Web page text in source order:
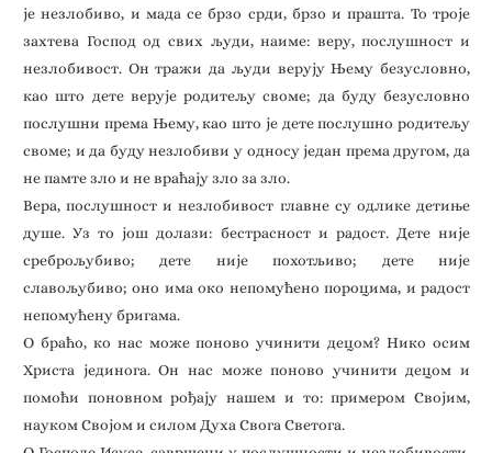
је незлобиво, и мада се брзо срди, брзо и прашта. То троје
захтева Господ од свих људи, наиме: веру, послушност и
незлобивост. Он тражи да људи верују Њему безусловно,
као што дете верује родитељу своме; да буду безусловно
послушни према Њему, као што је дете послушно родитељу
своме; и да буду незлобиви у односу један према другом, да
не памте зло и не враћају зло за зло.
Вера, послушност и незлобивост главне су одлике детиње
душе. Уз то још долази: бестрасност и радост. Дете није
среброљубиво; дете није похотљиво; дете није
славољубиво; оно има око непомућено пороцима, и радост
непомућену бригама.
О браћо, ко нас може поново учинити децом? Нико осим
Христа јединога. Он нас може поново учинити децом и
помоћи поновном рођају нашем и то: примером Својим,
науком Својом и силом Духа Свога Светога.